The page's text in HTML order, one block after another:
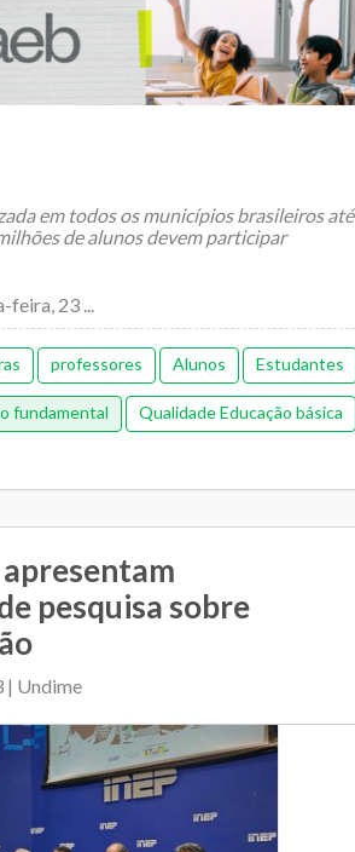
em todos os municípios brasileiros até
de alunos devem participar
feira, 23 ...
professores Alunos Estudantes
fundamental Qualidade Educação básica
apresentam
pesquisa sobre
| Undime